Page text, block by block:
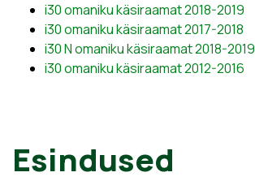
i30 omaniku käsiraamat 2018-2019
i30 omaniku käsiraamat 2017-2018
i30 N omaniku käsiraamat 2018-2019
i30 omaniku käsiraamat 2012-2016
Esindused